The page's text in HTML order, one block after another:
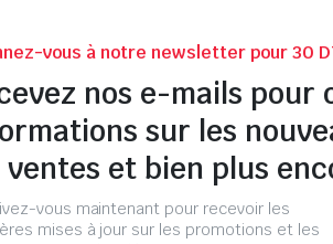
vous à notre newsletter pour 30
nos e-mails pour
sur les
ventes et bien plus
vous maintenant pour recevoir les
mises à jour sur les promotions et les